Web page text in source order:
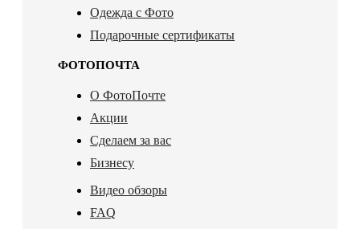
Одежда с Фото
Подарочные сертификаты
ФОТОПОЧТА
О ФотоПочте
Акции
Сделаем за вас
Бизнесу
Видео обзоры
FAQ